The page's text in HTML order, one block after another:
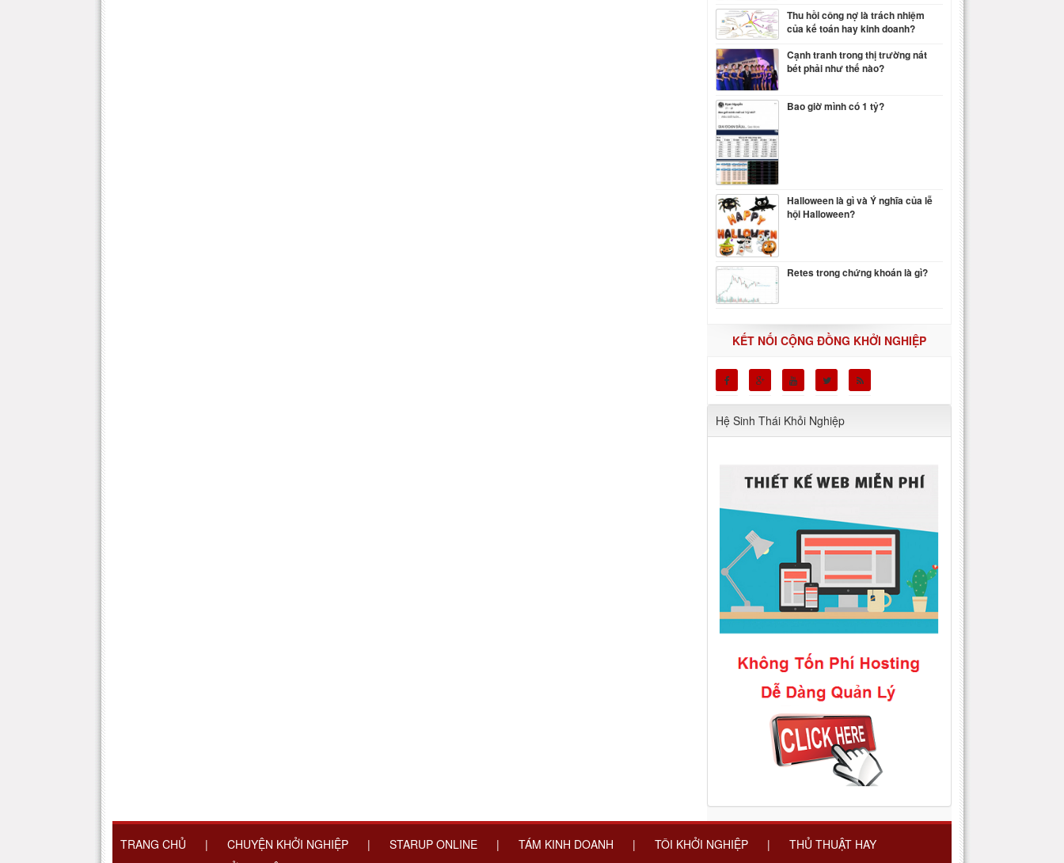
Thu hồi công nợ là trách nhiệm
của kế toán hay kinh doanh?
Cạnh tranh trong thị trường nát
bét phải như thế nào?
Bao giờ mình có 1 tỷ?
Halloween là gì và Ý nghĩa của lễ
hội Halloween?
Retes trong chứng khoán là gì?
KẾT NỐI CỘNG ĐỒNG KHỞI NGHIỆP
Hệ Sinh Thái Khỏi Nghiệp
TRANG CHỦ | CHUYỆN KHỞI NGHIỆP | STARUP ONLINE | TÁM KINH DOANH | TÔI KHỞI NGHIỆP |
THỦ THUẬT HAY